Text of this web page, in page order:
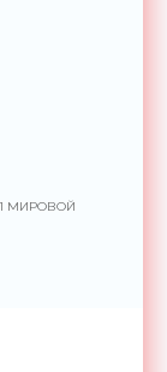
МИРОВОЙ